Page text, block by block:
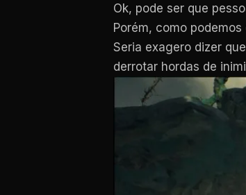
Ok, pode ser que
Porém, como
Seria exagero dizer
derrotar hordas de